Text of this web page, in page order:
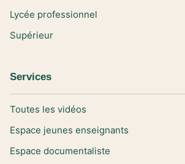
Lycée professionnel
Supérieur
Services
Toutes les vidéos
Espace jeunes enseignants
Espace documentaliste